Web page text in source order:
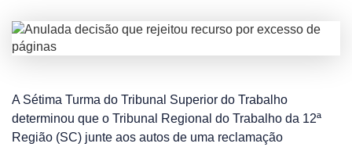
A Sétima Turma do Tribunal Superior do Trabalho
determinou que o Tribunal Regional do Trabalho da 12ª
Região (SC) junte aos autos de uma reclamação